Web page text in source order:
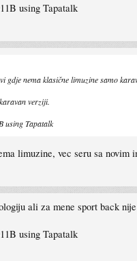
using Tapatalk
gdje nema klasične limuzine samo
verziji.
using Tapatalk
limuzine, vec seru sa
ali za mene sport back
using Tapatalk